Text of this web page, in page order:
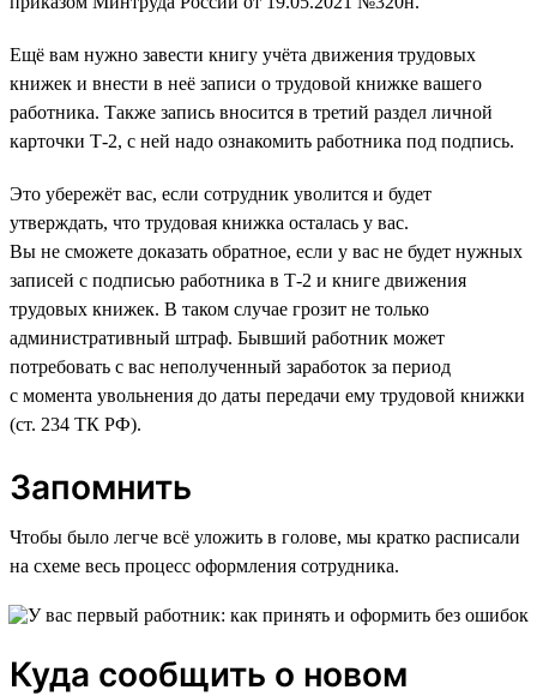
Ещё вам нужно завести книгу учёта движения трудовых
книжек и внести в неё записи о трудовой книжке вашего
работника. Также запись вносится в третий раздел личной
карточки Т-2, с ней надо ознакомить работника под подпись.
Это убережёт вас, если сотрудник уволится и будет
утверждать, что трудовая книжка осталась у вас.
Вы не сможете доказать обратное, если у вас не будет нужных
записей с подписью работника в Т-2 и книге движения
трудовых книжек. В таком случае грозит не только
административный штраф. Бывший работник может
потребовать с вас неполученный заработок за период
с момента увольнения до даты передачи ему трудовой книжки
(ст. 234 ТК РФ).
Запомнить
Чтобы было легче всё уложить в голове, мы кратко расписали
на схеме весь процесс оформления сотрудника.
Куда сообщить о новом